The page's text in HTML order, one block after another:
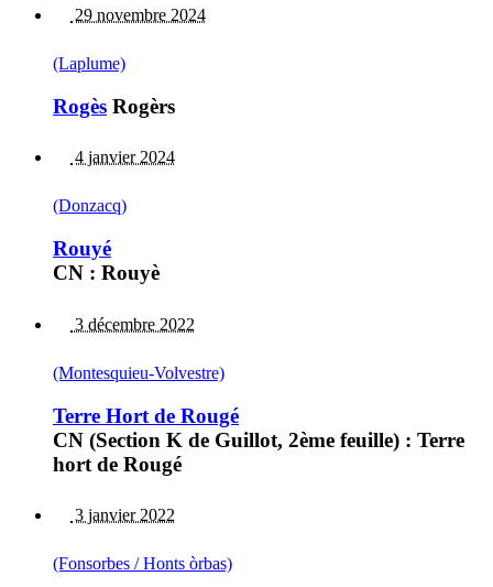
29 novembre 2024
(Laplume)
Rogès Rogèrs
4 janvier 2024
(Donzacq)
Rouyé
CN : Rouyè
3 décembre 2022
(Montesquieu-Volvestre)
Terre Hort de Rougé
CN (Section K de Guillot, 2ème feuille) : Terre
hort de Rougé
3 janvier 2022
(Fonsorbes / Honts òrbas)